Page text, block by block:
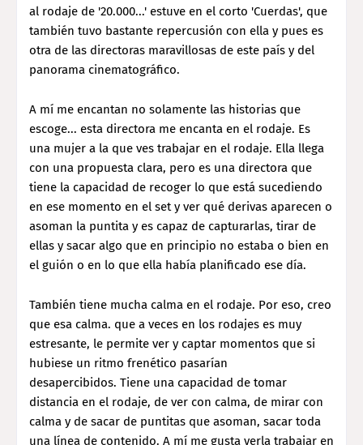
al rodaje de '20.000...' estuve en el corto 'Cuerdas', que
también tuvo bastante repercusión con ella y pues es
otra de las directoras maravillosas de este país y del
panorama cinematográfico.
A mí me encantan no solamente las historias que
escoge... esta directora me encanta en el rodaje. Es
una mujer a la que ves trabajar en el rodaje. Ella llega
con una propuesta clara, pero es una directora que
tiene la capacidad de recoger lo que está sucediendo
en ese momento en el set y ver qué derivas aparecen o
asoman la puntita y es capaz de capturarlas, tirar de
ellas y sacar algo que en principio no estaba o bien en
el guión o en lo que ella había planificado ese día.
También tiene mucha calma en el rodaje. Por eso, creo
que esa calma. que a veces en los rodajes es muy
estresante, le permite ver y captar momentos que si
hubiese un ritmo frenético pasarían
desapercibidos. Tiene una capacidad de tomar
distancia en el rodaje, de ver con calma, de mirar con
calma y de sacar de puntitas que asoman, sacar toda
una línea de contenido. A mí me gusta verla trabajar en